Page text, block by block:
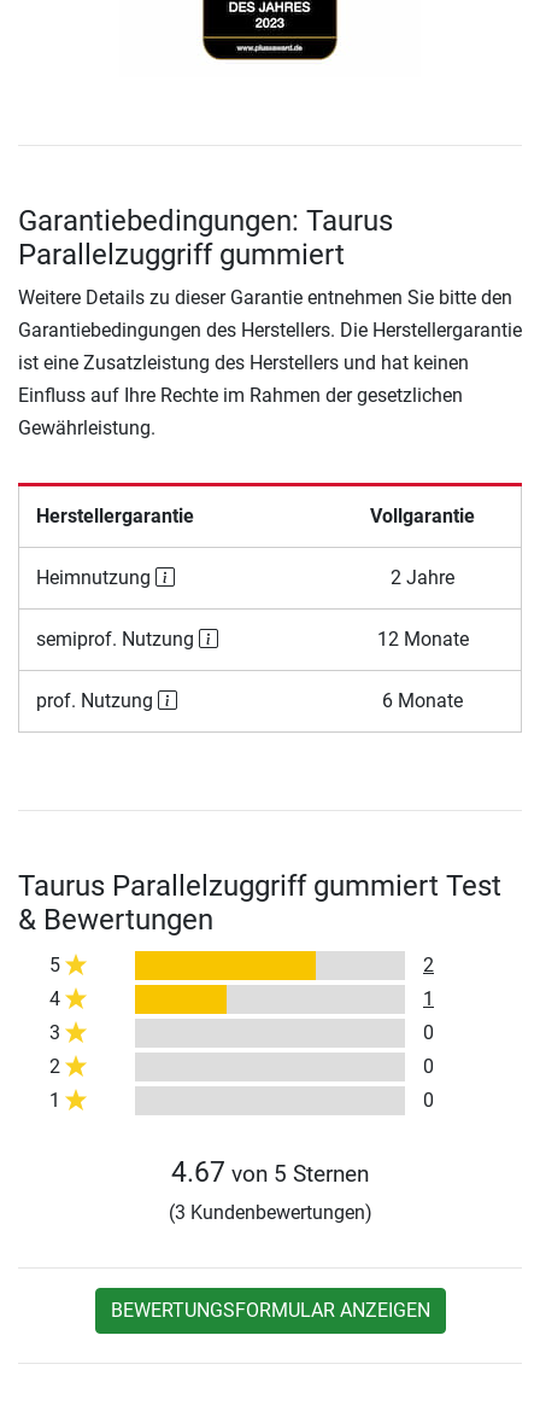
Garantiebedingungen: Taurus
Parallelzuggriff gummiert
Weitere Details zu dieser Garantie entnehmen Sie bitte den
Garantiebedingungen des Herstellers. Die Herstellergarantie
ist eine Zusatzleistung des Herstellers und hat keinen
Einfluss auf Ihre Rechte im Rahmen der gesetzlichen
Gewährleistung.
Herstellergarantie Vollgarantie
Heimnutzung 2 Jahre
semiprof. Nutzung 12 Monate
prof. Nutzung 6 Monate
Taurus Parallelzuggriff gummiert Test
& Bewertungen
5
2
4
1
3
0
2
0
1
0
4.67 von 5 Sternen
(3 Kundenbewertungen)
BEWERTUNGSFORMULAR ANZEIGEN